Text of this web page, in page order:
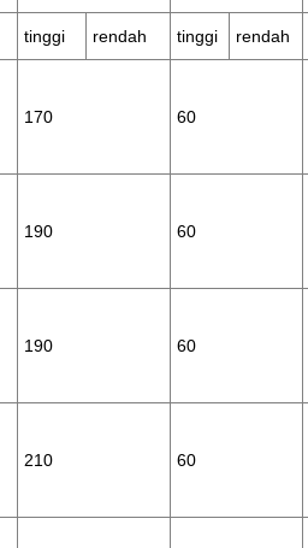
tinggi rendah tinggi rendah
170 60
190 60
190 60
210 60